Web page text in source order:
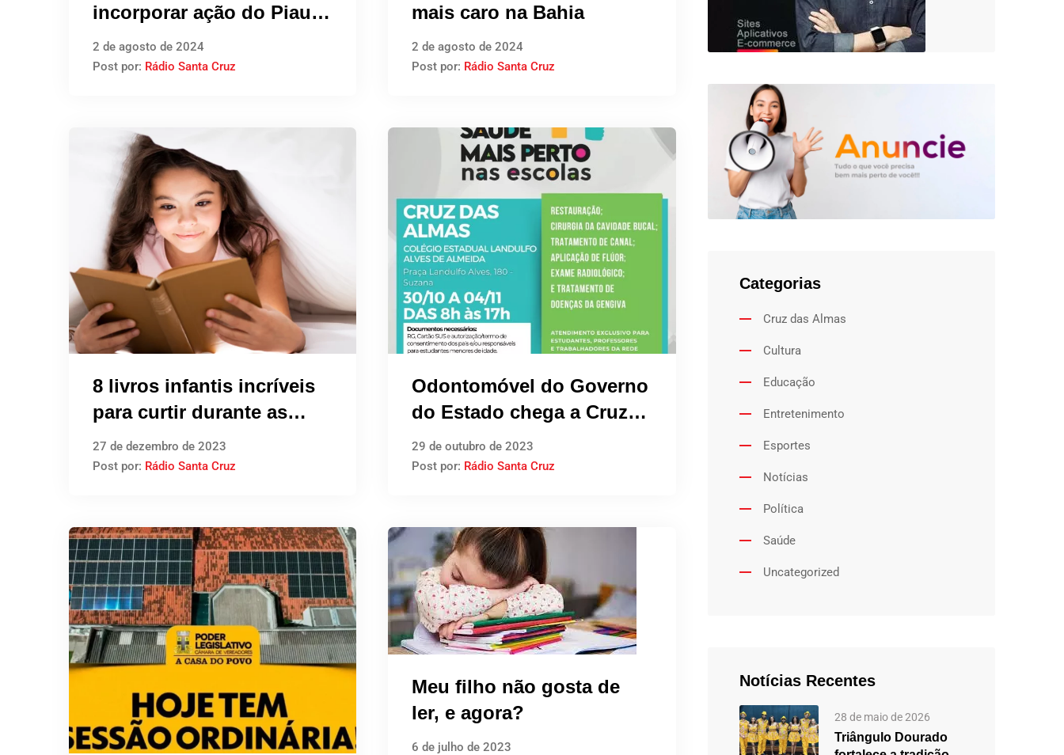
incorporar ação do Piauí
contra roubo de celulares
2 de agosto de 2024
Post por: Rádio Santa Cruz
mais caro na Bahia
2 de agosto de 2024
Post por: Rádio Santa Cruz
8 livros infantis incríveis
para curtir durante as
férias
27 de dezembro de 2023
Post por: Rádio Santa Cruz
Odontomóvel do Governo
do Estado chega a Cruz
das Almas através da
indicação do vereador
29 de outubro de 2023
Post por: Rádio Santa Cruz
Meu filho não gosta de
ler, e agora?
6 de julho de 2023
Categorias
Cruz das Almas
Cultura
Educação
Entretenimento
Esportes
Notícias
Política
Saúde
Uncategorized
Notícias Recentes
28 de maio de 2026
Triângulo Dourado